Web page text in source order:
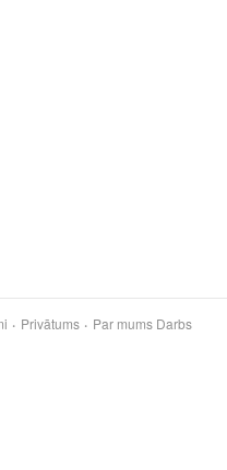
Privātums Par mums Darbs